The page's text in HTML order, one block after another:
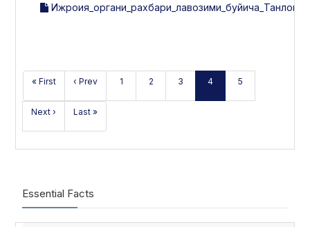
« First ‹ Prev 1 2 3 4 5
Next › Last »
Essential Facts